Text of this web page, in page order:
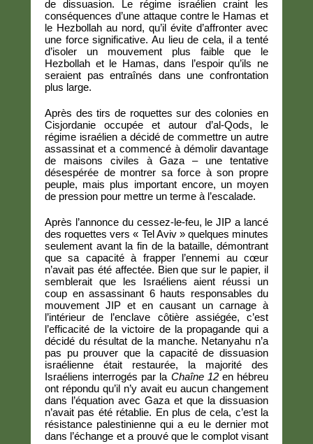
de dissuasion. Le régime israélien craint les
conséquences d’une attaque contre le Hamas et
le Hezbollah au nord, qu’il évite d’affronter avec
une force significative. Au lieu de cela, il a tenté
d’isoler un mouvement plus faible que le
Hezbollah et le Hamas, dans l’espoir qu’ils ne
seraient pas entraînés dans une confrontation
plus large.
Après des tirs de roquettes sur des colonies en
Cisjordanie occupée et autour d’al-Qods, le
régime israélien a décidé de commettre un autre
assassinat et a commencé à démolir davantage
de maisons civiles à Gaza – une tentative
désespérée de montrer sa force à son propre
peuple, mais plus important encore, un moyen
de pression pour mettre un terme à l’escalade.
Après l’annonce du cessez-le-feu, le JIP a lancé
des roquettes vers « Tel Aviv » quelques minutes
seulement avant la fin de la bataille, démontrant
que sa capacité à frapper l’ennemi au cœur
n’avait pas été affectée. Bien que sur le papier, il
semblerait que les Israéliens aient réussi un
coup en assassinant 6 hauts responsables du
mouvement JIP et en causant un carnage à
l’intérieur de l’enclave côtière assiégée, c’est
l’efficacité de la victoire de la propagande qui a
décidé du résultat de la manche. Netanyahu n’a
pas pu prouver que la capacité de dissuasion
israélienne était restaurée, la majorité des
Israéliens interrogés par la Chaîne 12en hébreu
ont répondu qu’il n’y avait eu aucun changement
dans l’équation avec Gaza et que la dissuasion
n’avait pas été rétablie. En plus de cela, c’est la
résistance palestinienne qui a eu le dernier mot
dans l’échange et a prouvé que le complot visant